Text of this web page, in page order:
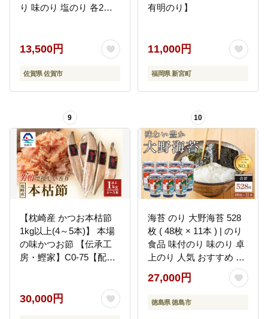
り 味のり 塩のり 各2
13,500円
佐賀県 佐賀市
有明のり】
11,000円
福岡県 新宮町
9
【枕崎産 かつお本枯節
1kg以上(4～5本)】 本場
の味かつお節 【伝承工
房・鰹家】C0-75【配送
30,000円
10
海苔 のり 大野海苔 528
枚 ( 48枚 × 11本 ) | のり
食品 味付のり 味のり 卓
上のり 人気 おすすめ 送
料無料 味付け海苔 味付
けのり 焼き海苔
27,000円
徳島県 徳島市